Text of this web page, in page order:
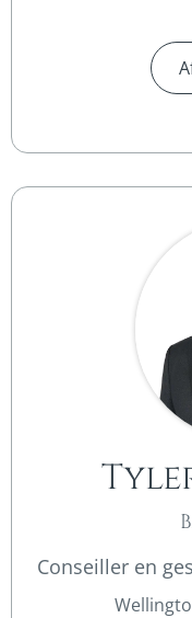
Conseiller en